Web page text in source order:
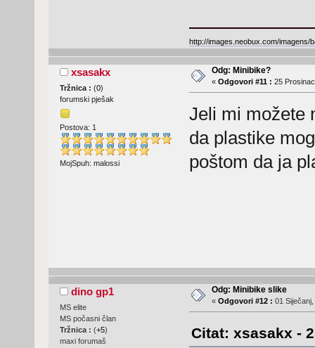
http://images.neobux.com/imagens/
xsasakx
Tržnica : (0)
forumski pješak
Postova: 1
MojSpuh: malossi
Odg: Minibike?
« Odgovori #11 : 25
Jeli mi možete
da plastike
poštom da ja
dino gp1
MS elite
MS počasni član
Tržnica : (+5)
maxi forumaš
Odg: Minibike slike
« Odgovori #12 : 01
Citat: xsasakx -